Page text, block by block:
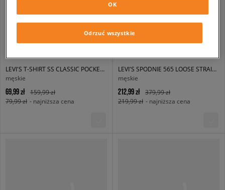
LEVI'S T-SHIRT SS CLASSIC POCKET TEE BLACKS
męskie
69,99 zł
159,99 zł
79,99 zł - najniższa cena
LEVI'S SPODNIE 565 LOOSE STRAIGHT BROWNS
męskie
212,99 zł
379,99 zł
219,99 zł - najniższa cena
Odrzuć wszystkie
OK